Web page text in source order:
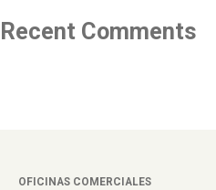
Recent Comments
OFICINAS COMERCIALES